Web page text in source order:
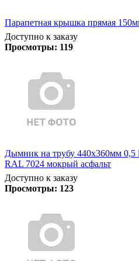
Парапетная крышка прямая
Доступно к заказу
Просмотры: 119
Дымник на трубу 440х360мм 0,5
RAL 7024 мокрый асфальт
Доступно к заказу
Просмотры: 123